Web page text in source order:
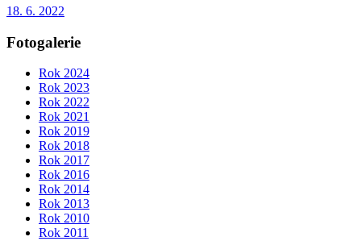
18. 6. 2022
Fotogalerie
Rok 2024
Rok 2023
Rok 2022
Rok 2021
Rok 2019
Rok 2018
Rok 2017
Rok 2016
Rok 2014
Rok 2013
Rok 2010
Rok 2011